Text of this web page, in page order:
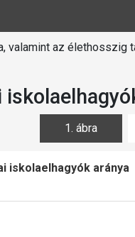
valamint az élethosszig
1. ábra
iskolaelhagyók aránya